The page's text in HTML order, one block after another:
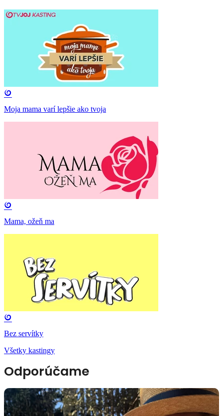
Moja mama varí lepšie ako tvoja
Mama, ožeň ma
Bez servítky
Všetky kastingy
Odporúčame